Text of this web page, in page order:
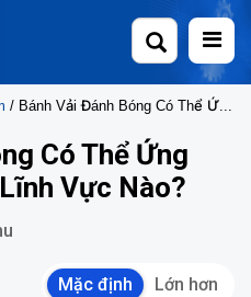
/ Bánh Vải Đánh Bóng Có Thể Ứng Dụng Cho Những Lĩnh Vực Nào?
Có Thể Ứng
Vực Nào?
Mặc định Lớn hơn